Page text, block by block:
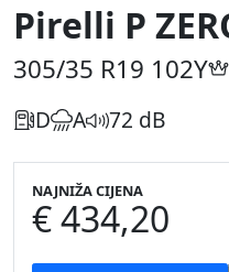
Pirelli P
305/35 R19 102Y
D A 72 dB
NAJNIŽA CIJENA
€ 434,20